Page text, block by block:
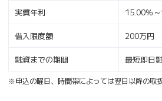
実質年利 15.00％
借入限度額 200万円
融資までの期間 最短即日
※申込の曜日、時間帯によっては翌日以降の取